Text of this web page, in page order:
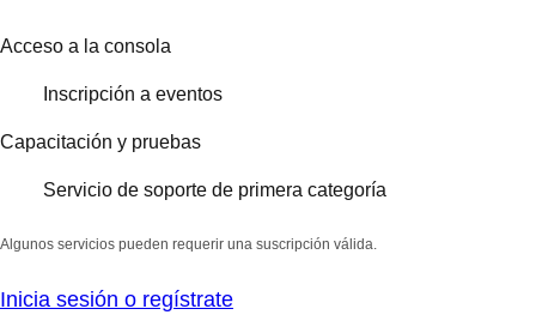
Acceso a la consola
Inscripción a eventos
Capacitación y pruebas
Servicio de soporte de primera categoría
Algunos servicios pueden requerir una suscripción válida.
Inicia sesión o regístrate